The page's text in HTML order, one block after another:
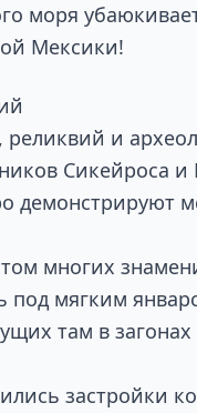
моря
Мексики!
и
Сикейроса
многих
мягким
там в